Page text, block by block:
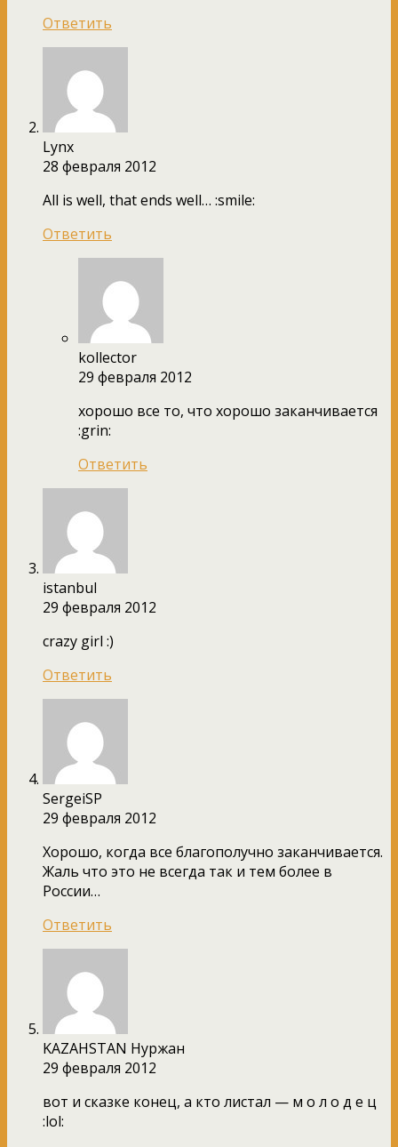
Ответить
Lynx
28 февраля 2012
All is well, that ends well… :smile:
Ответить
kollector
29 февраля 2012
хорошо все то, что хорошо заканчивается
:grin:
Ответить
istanbul
29 февраля 2012
crazy girl :)
Ответить
SergeiSP
29 февраля 2012
Хорошо, когда все благополучно заканчивается.
Жаль что это не всегда так и тем более в
России…
Ответить
KAZAHSTAN Нуржан
29 февраля 2012
вот и сказке конец, а кто листал — м о л о д е ц
:lol: